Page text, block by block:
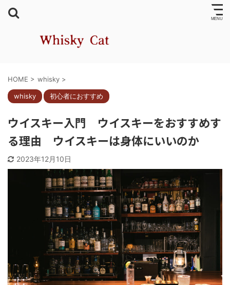
HOME > whisky >
whisky 初心者におすすめ
ウイスキー入門 ウイスキーをおすすめす
る理由 ウイスキーは身体にいいのか
2023年12月10日